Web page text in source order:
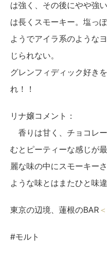
は強く、その後にやや強
は長くスモーキー。塩っ
ようでアイラ系のような
じられない。
グレンフィディック好き
れ！！
リナ嬢コメント：
香りは甘く、チョコレ
むとピーティーな感じが
麗な味の中にスモーキー
ような味とはまたひと味違
東京の辺境、蓮根のBAR
#モルト